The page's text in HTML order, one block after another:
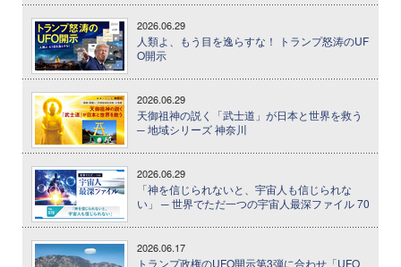
2026.06.29
人類よ、もう目を逸らすな！ トランプ怒涛のUF
O開示
2026.06.29
天御祖神の説く「武士道」が日本と世界を救う
─ 地域シリーズ 神奈川
2026.06.29
「神を信じられないと、宇宙人も信じられな
い」 ─ 世界でただ一つの宇宙人最深ファイル 70
2026.06.17
トランプ政権のUFO開示第3弾に合わせ「UFO